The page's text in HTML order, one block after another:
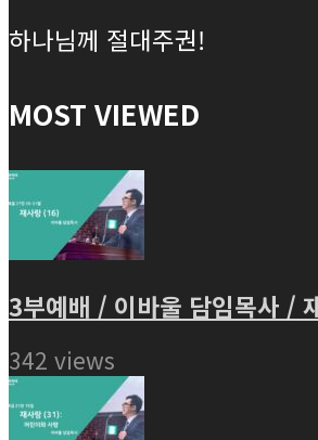
하나님께 절대주권!
MOST VIEWED
3부예배 / 이바울 담임목사 /
342 views